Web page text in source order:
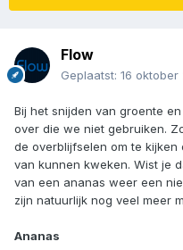
Flow
Geplaatst: 16 oktober
Bij het snijden van groente
over die we niet gebruiken.
de overblijfselen om te
van kunnen kweken. Wist je
van een ananas weer een
zijn natuurlijk nog veel meer
Ananas